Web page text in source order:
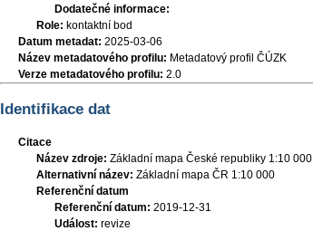
Dodatečné informace:
Role: kontaktní bod
Datum metadat: 2025-03-06
Název metadatového profilu: Metadatový profil ČÚZK
Verze metadatového profilu: 2.0
Identifikace dat
Citace
Název zdroje: Základní mapa České republiky 1:10 000
Alternativní název: Základní mapa ČR 1:10 000
Referenční datum
Referenční datum: 2019-12-31
Událost: revize